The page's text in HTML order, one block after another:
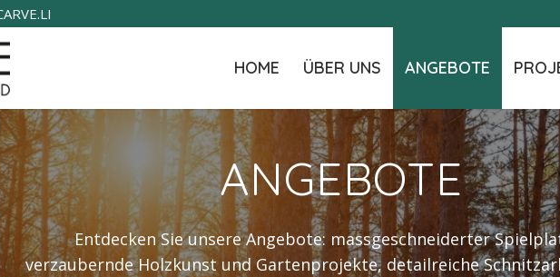
HOME ÜBER UNS ANGEBOTE
ANGEBOTE
Entdecken Sie unsere Angebote: massgeschneiderter
verzaubernde Holzkunst und Gartenprojekte, detailreiche